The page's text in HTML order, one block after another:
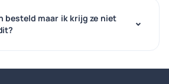
besteld maar ik krijg ze niet